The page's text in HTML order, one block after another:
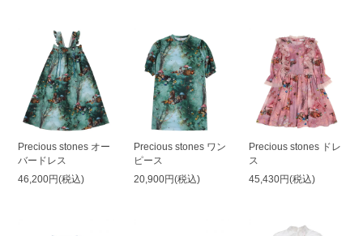
Precious stones オー
バードレス
46,200円(税込)
Precious stones ワン
ピース
20,900円(税込)
Precious stones ドレ
ス
45,430円(税込)